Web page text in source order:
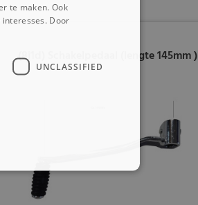
(8i1d) Schakelpedaal (lengte 145mm )
te maken. Ook
Door
UNCLASSIFIED